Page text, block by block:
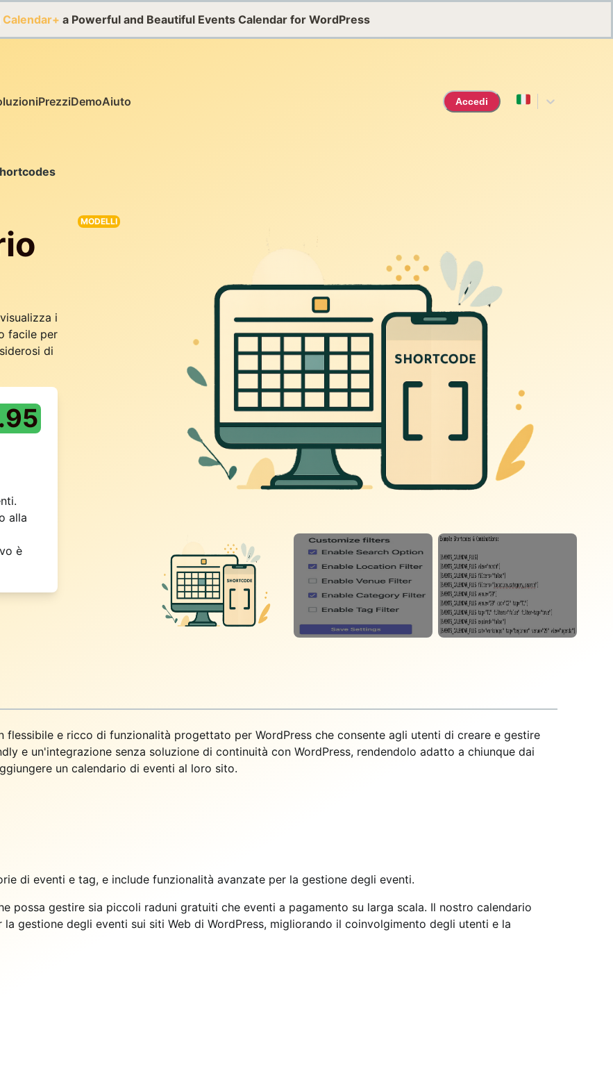
Calendar+ a Powerful and Beautiful Events Calendar for WordPress
PrezziDemoAiuto Accedi
MODELLI
i
facile per
di
alla
è
flessibile e ricco di funzionalità progettato per WordPress che consente agli utenti di creare e gestire
e un'integrazione senza soluzione di continuità con WordPress, rendendolo adatto a chiunque dai
un calendario di eventi al loro sito.
di eventi e tag, e include funzionalità avanzate per la gestione degli eventi.
possa gestire sia piccoli raduni gratuiti che eventi a pagamento su larga scala. Il nostro calendario
gestione degli eventi sui siti Web di WordPress, migliorando il coinvolgimento degli utenti e la